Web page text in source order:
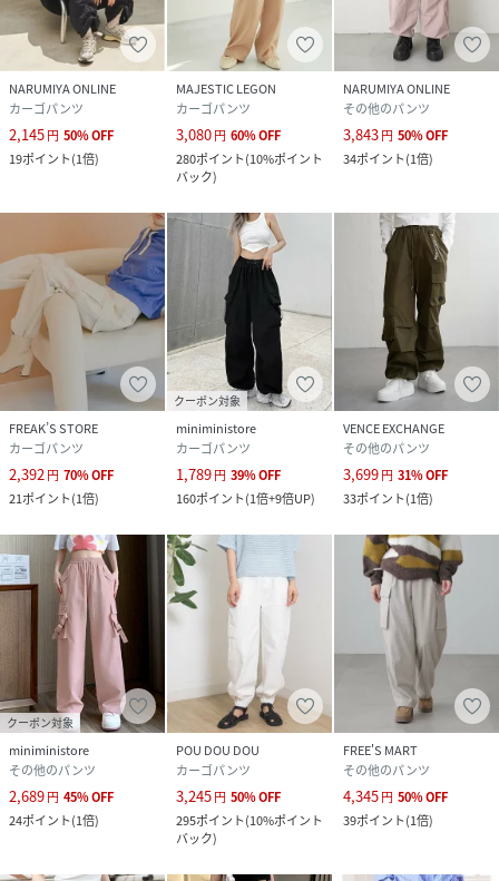
オレンジ系（74）：洗濯機（極弱）・漂白、タ
ンブル乾燥禁止
品番
KC6241_BVS24040
BVS24040-01-010 KC6241
NARUMIYA ONLINE
カーゴパンツ
2,145円 50%OFF
19ポイント(1倍)
MAJESTIC LEGON
カーゴパンツ
3,080円 60%OFF
280ポイント(10%ポイント
バック)
NARUMIYA ONLINE
その他のパンツ
3,843円 50%OFF
34ポイント(1倍)
FREAK’S STORE
カーゴパンツ
2,392円 70%OFF
21ポイント(1倍)
クーポン対象
miniministore
カーゴパンツ
1,789円 39%OFF
160ポイント(1倍+9倍UP)
VENCE EXCHANGE
その他のパンツ
3,699円 31%OFF
33ポイント(1倍)
クーポン対象
miniministore
その他のパンツ
2,689円 45%OFF
24ポイント(1倍)
POU DOU DOU
カーゴパンツ
3,245円 50%OFF
295ポイント(10%ポイント
バック)
FREE'S MART
その他のパンツ
4,345円 50%OFF
39ポイント(1倍)